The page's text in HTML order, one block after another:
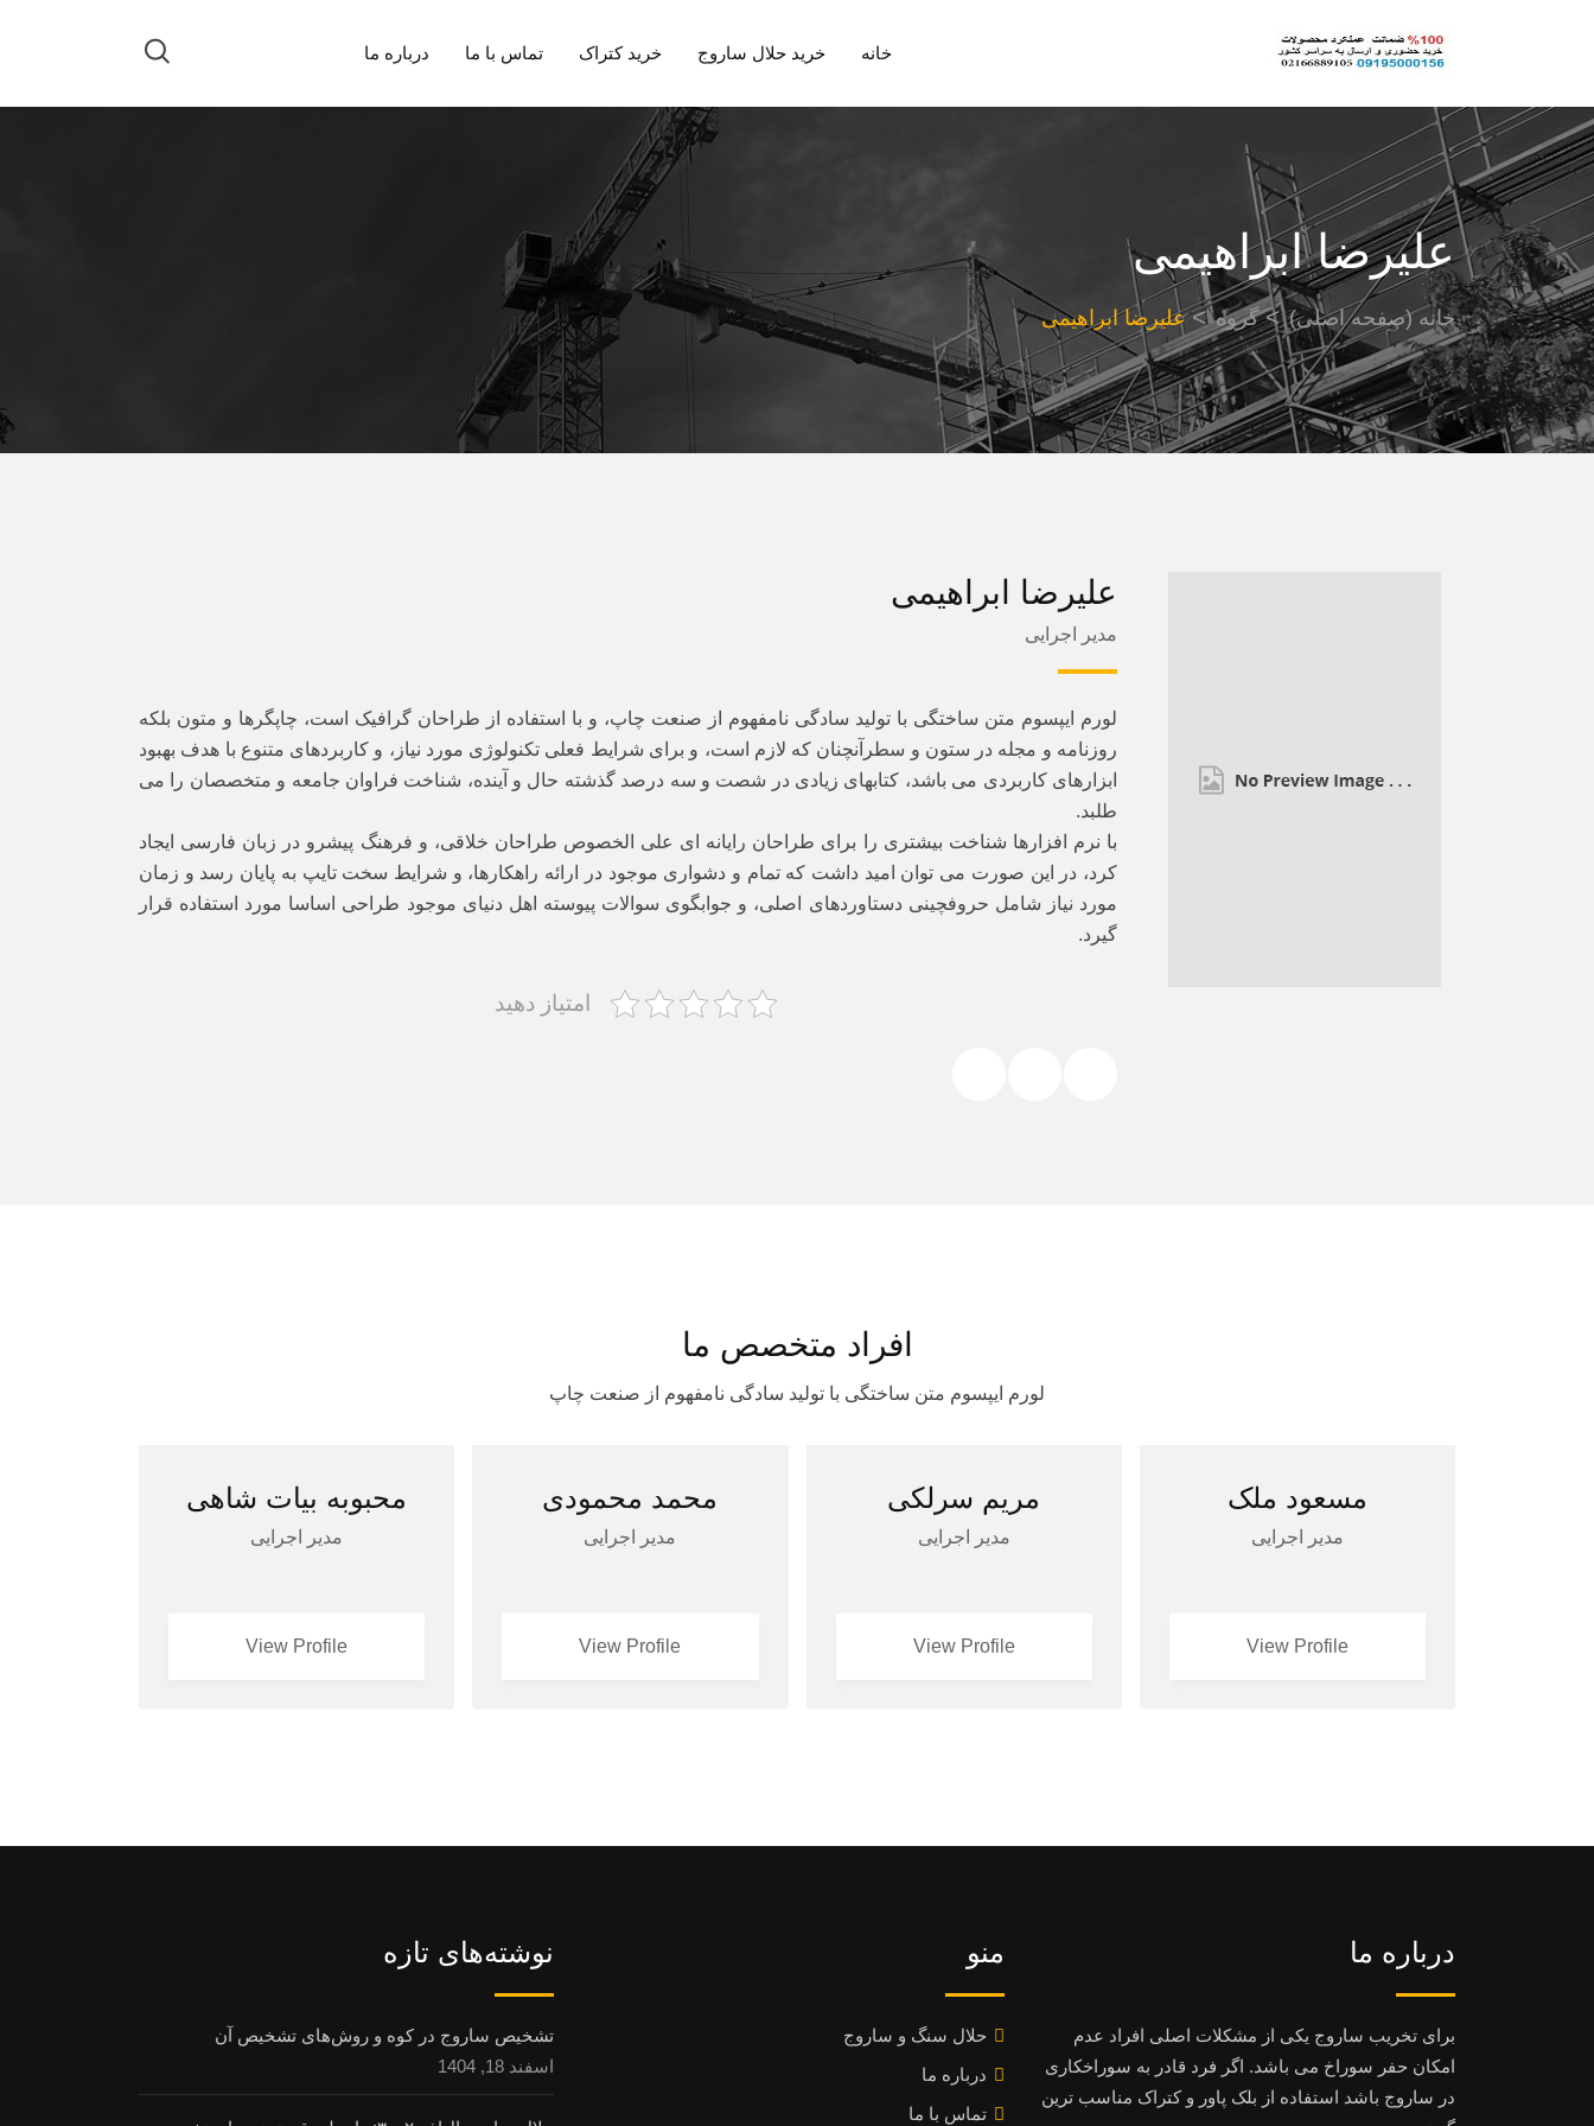
خانه خرید حلال ساروج خرید کتراک تماس با ما درباره ما
علیرضا ابراهیمی
خانه (صفحه اصلی) گروه علیرضا ابراهیمی
علیرضا ابراهیمی
مدیر اجرایی
لورم ایپسوم متن ساختگی با تولید سادگی نامفهوم از صنعت چاپ، و با استفاده از طراحان گرافیک است، چاپگرها و متون بلکه
روزنامه و مجله در ستون و سطرآنچنان که لازم است، و برای شرایط فعلی تکنولوژی مورد نیاز، و کاربردهای متنوع با هدف بهبود
ابزارهای کاربردی می باشد، کتابهای زیادی در شصت و سه درصد گذشته حال و آینده، شناخت فراوان جامعه و متخصصان را می
طلبد.
با نرم افزارها شناخت بیشتری را برای طراحان رایانه ای علی الخصوص طراحان خلاقی، و فرهنگ پیشرو در زبان فارسی ایجاد
کرد، در این صورت می توان امید داشت که تمام و دشواری موجود در ارائه راهکارها، و شرایط سخت تایپ به پایان رسد و زمان
مورد نیاز شامل حروفچینی دستاوردهای اصلی، و جوابگوی سوالات پیوسته اهل دنیای موجود طراحی اساسا مورد استفاده قرار
گیرد.
امتیاز دهید
افراد متخصص ما
لورم ایپسوم متن ساختگی با تولید سادگی نامفهوم از صنعت چاپ
مسعود ملک
مدیر اجرایی
View Profile
مریم سرلکی
مدیر اجرایی
View Profile
محمد محمودی
مدیر اجرایی
View Profile
محبوبه بیات شاهی
مدیر اجرایی
View Profile
درباره ما
برای تخریب ساروج یکی از مشکلات اصلی افراد عدم
امکان حفر سوراخ می باشد. اگر فرد قادر به سوراخکاری
در ساروج باشد استفاده از بلک پاور و کتراک مناسب ترین
منو
حلال سنگ و ساروج
درباره ما
تماس با ما
نوشته‌های تازه
تشخیص ساروج در کوه و روش‌های تشخیص آن
اسفند 18, 1404